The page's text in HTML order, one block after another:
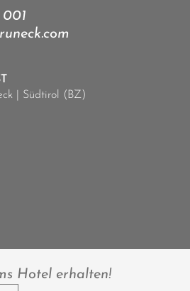
001
| Südtirol (BZ)
Hotel erhalten!